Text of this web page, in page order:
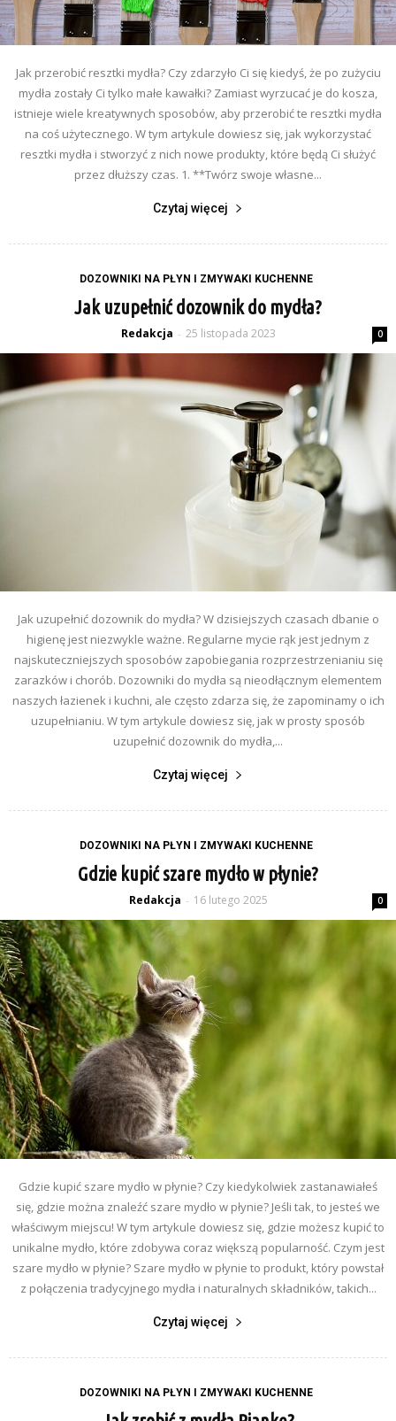
Jak przerobić resztki mydła? Czy zdarzyło Ci się kiedyś, że po zużyciu
mydła zostały Ci tylko małe kawałki? Zamiast wyrzucać je do kosza,
istnieje wiele kreatywnych sposobów, aby przerobić te resztki mydła
na coś użytecznego. W tym artykule dowiesz się, jak wykorzystać
resztki mydła i stworzyć z nich nowe produkty, które będą Ci służyć
przez dłuższy czas. 1. **Twórz swoje własne...
Czytaj więcej
DOZOWNIKI NA PŁYN I ZMYWAKI KUCHENNE
Jak uzupełnić dozownik do mydła?
Redakcja - 25 listopada 2023 0
Jak uzupełnić dozownik do mydła? W dzisiejszych czasach dbanie o
higienę jest niezwykle ważne. Regularne mycie rąk jest jednym z
najskuteczniejszych sposobów zapobiegania rozprzestrzenianiu się
zarazków i chorób. Dozowniki do mydła są nieodłącznym elementem
naszych łazienek i kuchni, ale często zdarza się, że zapominamy o ich
uzupełnianiu. W tym artykule dowiesz się, jak w prosty sposób
uzupełnić dozownik do mydła,...
Czytaj więcej
DOZOWNIKI NA PŁYN I ZMYWAKI KUCHENNE
Gdzie kupić szare mydło w płynie?
Redakcja - 16 lutego 2025 0
Gdzie kupić szare mydło w płynie? Czy kiedykolwiek zastanawiałeś
się, gdzie można znaleźć szare mydło w płynie? Jeśli tak, to jesteś we
właściwym miejscu! W tym artykule dowiesz się, gdzie możesz kupić to
unikalne mydło, które zdobywa coraz większą popularność. Czym jest
szare mydło w płynie? Szare mydło w płynie to produkt, który powstał
z połączenia tradycyjnego mydła i naturalnych składników, takich...
Czytaj więcej
DOZOWNIKI NA PŁYN I ZMYWAKI KUCHENNE